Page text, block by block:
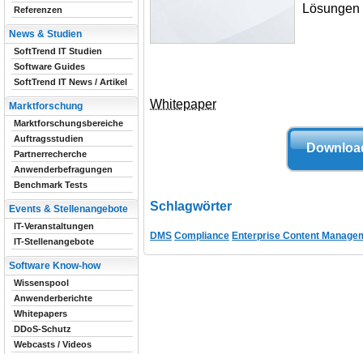
Whitepaper
Schlagwörter
DMS Compliance Enterprise Content
Referenzen
News & Studien
SoftTrend IT Studien
Software Guides
SoftTrend IT News / Artikel
Marktforschung
Marktforschungsbereiche
Auftragsstudien
Partnerrecherche
Anwenderbefragungen
Benchmark Tests
Events & Stellenangebote
IT-Veranstaltungen
IT-Stellenangebote
Software Know-how
Wissenspool
Anwenderberichte
Whitepapers
DDoS-Schutz
Webcasts / Videos